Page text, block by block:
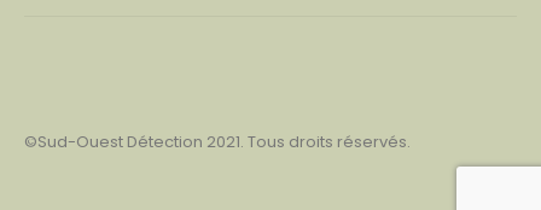
©Sud-Ouest Détection 2021. Tous droits réservés.